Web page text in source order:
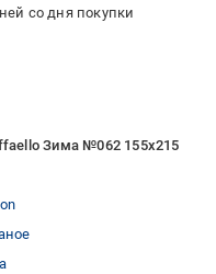
со дня покупки
Зима №062 155x215